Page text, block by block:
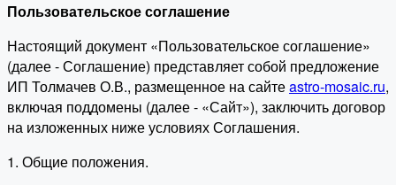
Пользовательское соглашение
Настоящий документ «Пользовательское соглашение»
(далее - Соглашение) представляет собой предложение
ИП Толмачев О.В., размещенное на сайтеastro-mosaic.ru,
включая поддомены (далее - «Сайт»), заключить договор
на изложенных ниже условиях Соглашения.
1. Общие положения.